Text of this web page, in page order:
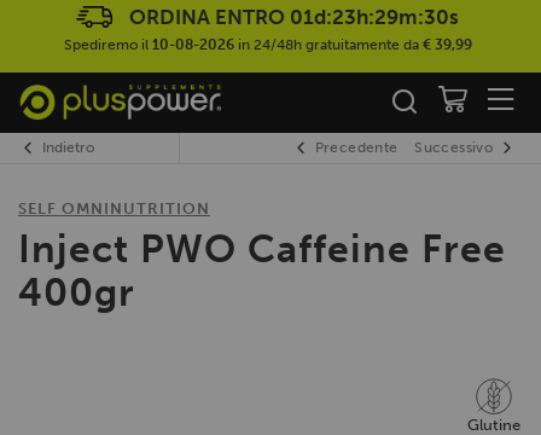
ORDINA ENTRO 01d:23h:29m:29s
Spediremo il 10-08-2026in 24/48h gratuitamente da € 39,99
Indietro Precedente Successivo
SELF OMNINUTRITION
Inject PWO Caffeine Free
400gr
Glutine